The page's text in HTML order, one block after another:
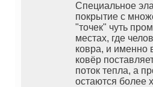
Специальное
покрытие с
"точек" чуть
местах, где
ковра, и именно
ковёр
поток тепла, а
остаются более